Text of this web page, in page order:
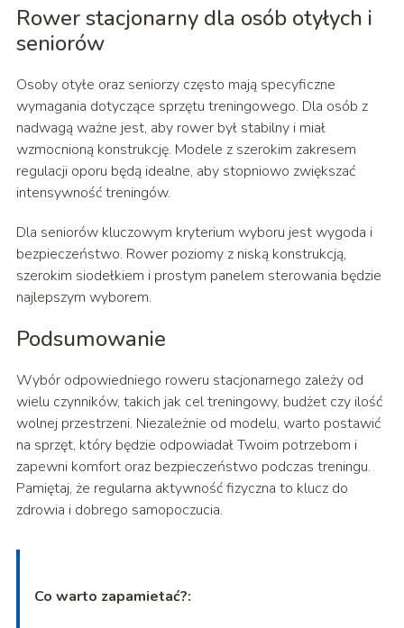
Rower stacjonarny dla osób otyłych i
seniorów
Osoby otyłe oraz seniorzy często mają specyficzne
wymagania dotyczące sprzętu treningowego. Dla osób z
nadwagą ważne jest, aby rower był stabilny i miał
wzmocnioną konstrukcję. Modele z szerokim zakresem
regulacji oporu będą idealne, aby stopniowo zwiększać
intensywność treningów.
Dla seniorów kluczowym kryterium wyboru jest wygoda i
bezpieczeństwo. Rower poziomy z niską konstrukcją,
szerokim siodełkiem i prostym panelem sterowania będzie
najlepszym wyborem.
Podsumowanie
Wybór odpowiedniego roweru stacjonarnego zależy od
wielu czynników, takich jak cel treningowy, budżet czy ilość
wolnej przestrzeni. Niezależnie od modelu, warto postawić
na sprzęt, który będzie odpowiadał Twoim potrzebom i
zapewni komfort oraz bezpieczeństwo podczas treningu.
Pamiętaj, że regularna aktywność fizyczna to klucz do
zdrowia i dobrego samopoczucia.
Co warto zapamietać?: